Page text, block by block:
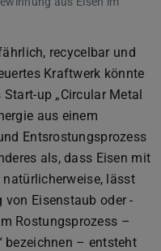
recycelbar und
Kraftwerk könnte
up „Circular Metal
aus einem
Entsrostungsprozess
als, dass Eisen mit
lässt
von Eisenstaub oder -
Rostungsprozess –
bezeichnen – entsteht